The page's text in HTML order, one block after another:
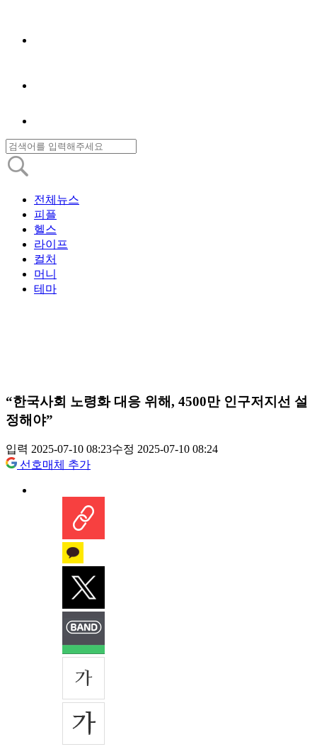
전체뉴스
피플
헬스
라이프
컬처
머니
테마
“한국사회 노령화 대응 위해, 4500만 인구저지선 설
정해야”
입력 2025-07-10 08:23수정 2025-07-10 08:24
선호매체 추가